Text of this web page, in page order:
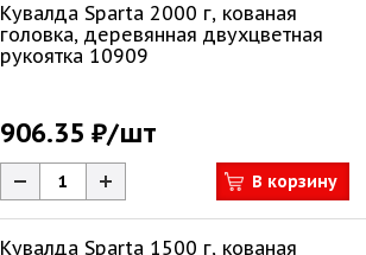
Кувалда Sparta 2000 г, кованая
головка, деревянная двухцветная
рукоятка 10909
906.35 ₽/шт
В корзину
Кувалда Sparta 1500 г, кованая